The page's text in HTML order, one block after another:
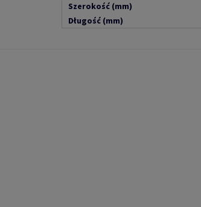
Szerokość (mm)
Długość (mm)